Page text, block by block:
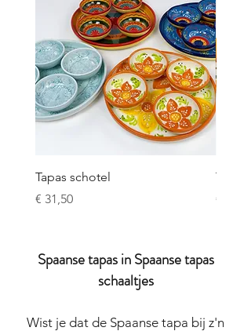
Tapas schotel
Prijs
€ 31,50
Prijs
€ 31,50
Spaanse tapas in Spaanse tapas
schaaltjes
Wist je dat de Spaanse tapa bij z'n